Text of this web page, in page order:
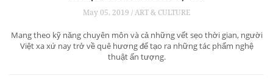
May 05, 2019 / ART & CULTURE
Mang theo kỹ năng chuyên môn và cả những vết sẹo thời gian, người
Việt xa xứ nay trở về quê hương để tạo ra những tác phẩm nghệ
thuật ấn tượng.